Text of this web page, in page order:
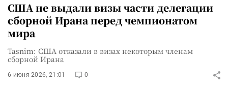
США не выдали визы части делегации
сборной Ирана перед чемпионатом
мира
Tasnim: США отказали в визах некоторым членам
сборной Ирана
6 июня 2026, 21:01 0